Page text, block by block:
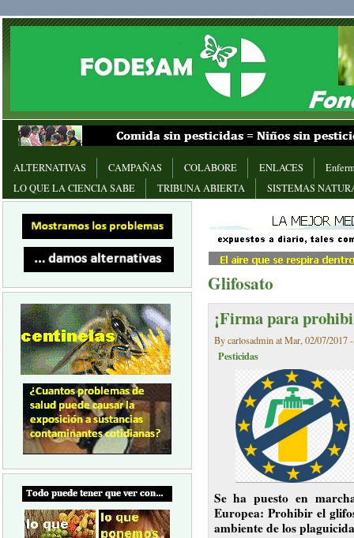
ALTERNATIVAS CAMPAÑAS COLABORE ENLACES
LO QUE LA CIENCIA SABE
TRIBUNA ABIERTA SISTEMAS
Glifosato
¡Firma para
By carlosadmin at Mar, 02/07/2017
Pesticidas
Se ha puesto en
Europea: Prohibir el
ambiente de los